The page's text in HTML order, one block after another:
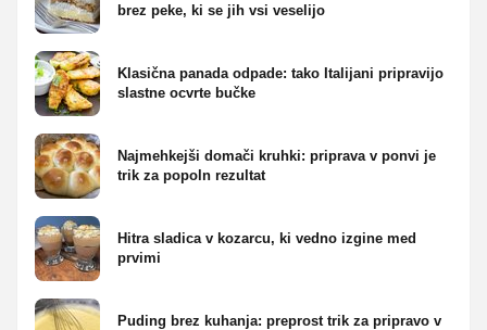
brez peke, ki se jih vsi veselijo
Klasična panada odpade: tako Italijani pripravijo
slastne ocvrte bučke
Najmehkejši domači kruhki: priprava v ponvi je
trik za popoln rezultat
Hitra sladica v kozarcu, ki vedno izgine med
prvimi
Puding brez kuhanja: preprost trik za pripravo v